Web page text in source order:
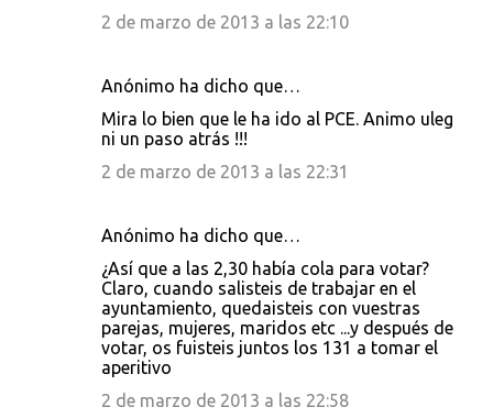
2 de marzo de 2013 a las 22:10
Anónimo ha dicho que…
Mira lo bien que le ha ido al PCE. Animo uleg
ni un paso atrás !!!
2 de marzo de 2013 a las 22:31
Anónimo ha dicho que…
¿Así que a las 2,30 había cola para votar?
Claro, cuando salisteis de trabajar en el
ayuntamiento, quedaisteis con vuestras
parejas, mujeres, maridos etc ...y después de
votar, os fuisteis juntos los 131 a tomar el
aperitivo
2 de marzo de 2013 a las 22:58